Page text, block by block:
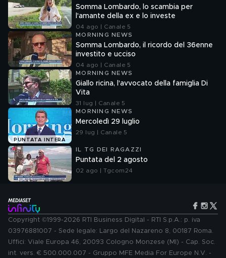
Somma Lombardo, lo scambia per
l'amante della ex e lo investe
04 ago | Canale 5
MORNING NEWS
Somma Lombardo, il ricordo del 36enne
investito e ucciso
04 ago | Canale 5
MORNING NEWS
Giallo ricina, l'avvocato della famiglia Di
Vita
31 lug | Canale 5
PUNTATA INTERA
MORNING NEWS
Mercoledì 29 luglio
29 lug | Canale 5
IL TG DEI RAGAZZI
Puntata del 2 agosto
02 ago | Tgcom24
Copyright ©1999-2026 RTI Business Digital - RTI S.p.A.: p. iva
03976881007 - Sede legale: Largo del Nazareno 8, 00187 Roma.
Uffici: Viale Europa 46, 20093 Cologno Monzese (MI) - Cap. Soc.
int. vers. € 500.000.007 - Gruppo MFE Media For Europe N.V. -